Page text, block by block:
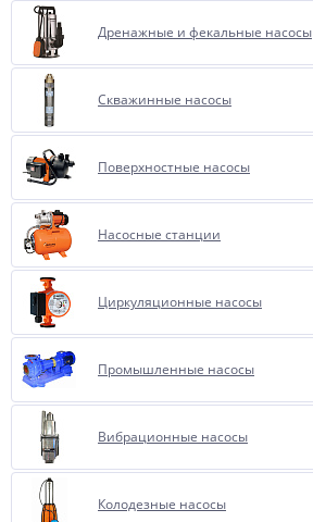
Дренажные и фекальные насосы
Скважинные насосы
Поверхностные насосы
Насосные станции
Циркуляционные насосы
Промышленные насосы
Вибрационные насосы
Колодезные насосы